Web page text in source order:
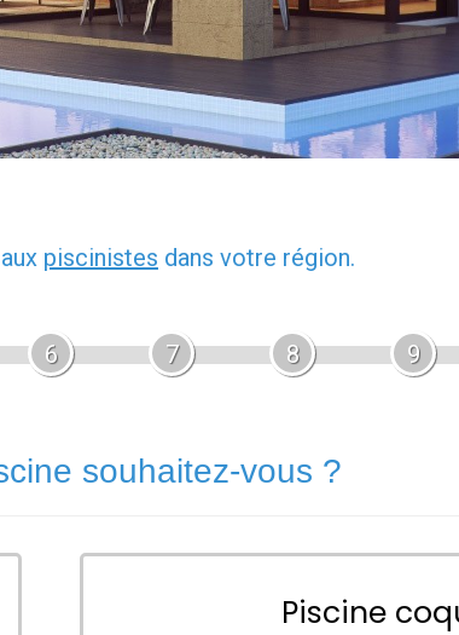
aux piscinistes dans votre région.
6 7 8 9
souhaitez-vous ?
Piscine